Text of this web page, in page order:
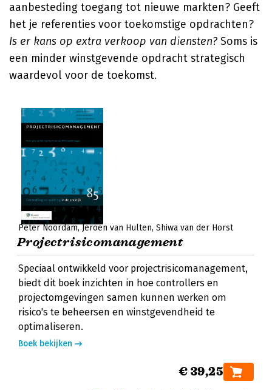
aanbesteding toegang tot nieuwe markten? Geeft
het je referenties voor toekomstige opdrachten?
Is er kans op extra verkoop van diensten? Soms is
een minder winstgevende opdracht strategisch
waardevol voor de toekomst.
Peter Noordam Jeroen van Hulten Shiwa van der Horst
Projectrisicomanagement
Speciaal ontwikkeld voor projectrisicomanagement,
biedt dit boek inzichten in hoe controllers en
projectomgevingen samen kunnen werken om
risico's te beheersen en winstgevendheid te
optimaliseren.
Boek bekijken
€ 39,25